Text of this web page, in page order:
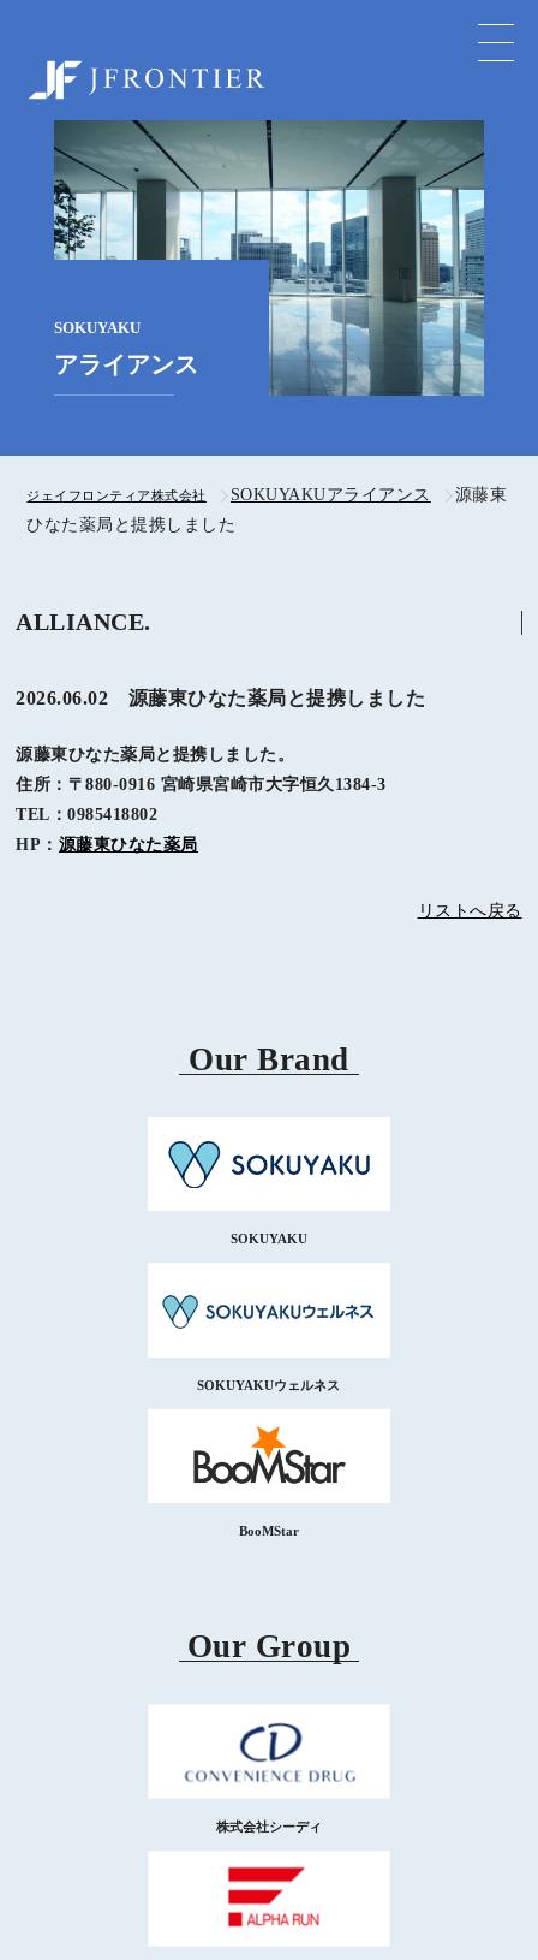
SOKUYAKU
アライアンス
ジェイフロンティア株式会社 SOKUYAKUアライアンス
源藤東
ひなた薬局と提携しました
ALLIANCE.
2026.06.02 源藤東ひなた薬局と提携しました
源藤東ひなた薬局と提携しました。
住所：〒880-0916 宮崎県宮崎市大字恒久1384-3
TEL：0985418802
HP： 源藤東ひなた薬局
リストへ戻る
Our Brand
SOKUYAKU
SOKUYAKUウェルネス
BooMStar
Our Group
株式会社シーディ